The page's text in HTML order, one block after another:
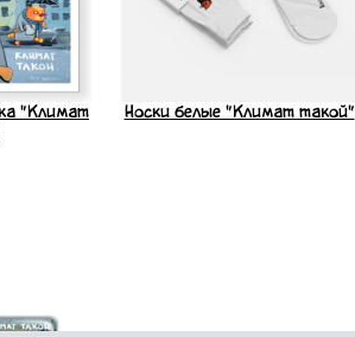
"Климат
Носки белые "Климат такой"